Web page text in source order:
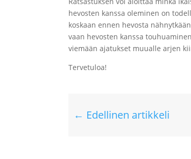
hevosten kanssa oleminen on
koskaan ennen hevosta
vaan hevosten kanssa
viemään ajatukset muualle arjen
Tervetuloa!
← Edellinen artikkeli